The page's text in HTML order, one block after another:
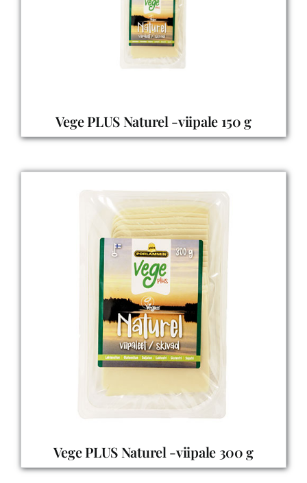
Vege PLUS Naturel -viipale 150 g
Vege PLUS Naturel -viipale 300 g